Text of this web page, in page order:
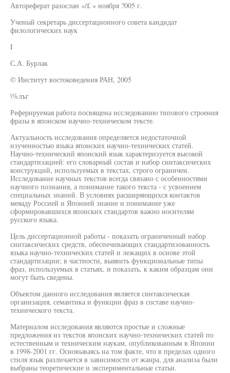
Автореферат разослан «/£ » ноября ?005 г.
Ученый секретарь диссертационного совета кандидат
филологических наук
I
С.А. Бурлак
© Институт востоковедения РАН, 2005
\%лъг
Реферируемая работа посвящена исследованию типового строения
фразы в японском научно-техническом тексте.
Актуальность исследования определяется недостаточной
изученностью языка японских научно-технических статей.
Научно-технический японский язык характеризуется высокой
стандартизацией: его словарный состав и набор синтаксических
конструкций, используемых в текстах, строго ограничен.
Исследование научных текстов всегда связано с особенностями
научного познания, а понимание такого текста - с усвоением
специальных знаний. В условиях расширяющихся контактов
меяаду Россией и Японией знание и понимание уже
сформировавшихся японских стандартов важно носителям
русского языка.
Цель диссертационной работы - показать ограниченный набор
синтаксических средств, обеспечивающих стандартизованность
языка научно-технических статей и лежащих в основе этой
стандартизации; в частности, выявить функциональные типы
фраз, используемых в статьях, и показать, к каким образцам они
могут быть сведены.
Объектом данного исследования является синтаксическая
организация, семантика и функции фраз в составе научно-
технического текста.
Материалом исследования являются простые и сложные
предложения из текстов японских научно-технических статей по
естественным и техническим наукам, опубликованным в Японии
в 1998-2001 гг. Основываясь на том факте, что в пределах одного
стиля язык различается в зависимости от жанра, для анализа были
выбраны теоретические и экспериментальные статьи.